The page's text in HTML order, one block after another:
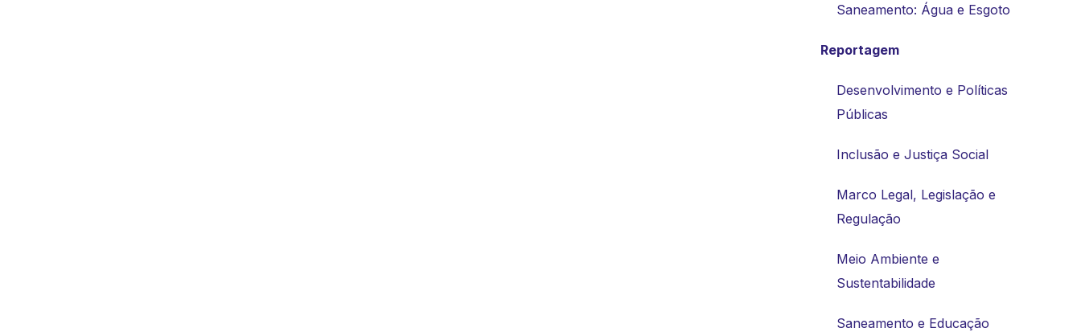
Saneamento: Água e Esgoto
Reportagem
Desenvolvimento e Políticas
Públicas
Inclusão e Justiça Social
Marco Legal, Legislação e
Regulação
Meio Ambiente e
Sustentabilidade
Saneamento e Educação